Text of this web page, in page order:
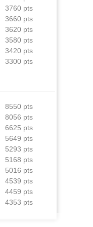
6 août
06/08
tout au
de
06/08
de presse
3760 pts
3660 pts
3620 pts
3580 pts
3420 pts
3300 pts
8550 pts
8056 pts
6625 pts
5649 pts
5293 pts
5168 pts
5016 pts
4539 pts
4459 pts
4353 pts